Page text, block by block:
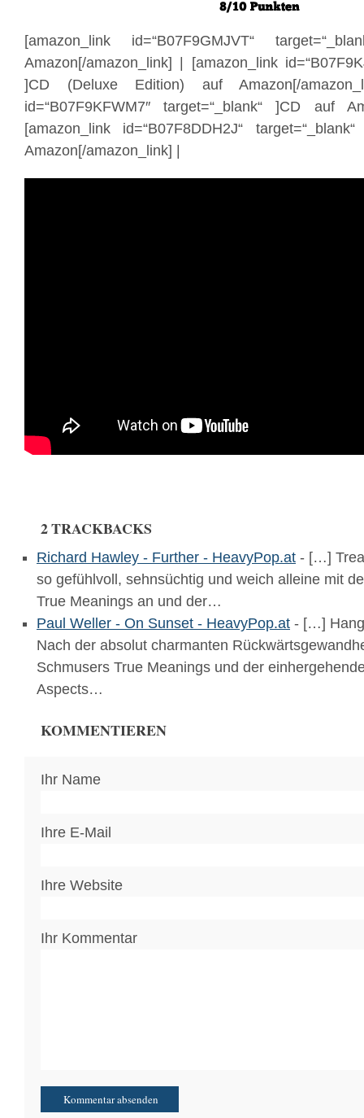
[amazon_link id=“B07F9GMJVT“
Amazon[/amazon_link] | [amazon_link
]CD (Deluxe Edition) auf Amazon[/
id=“B07F9KFWM7″ target=“_blank“ ]CD auf
[amazon_link id=“B07F8DDH2J“
Amazon[/amazon_link] |
2 TRACKBACKS
Richard Hawley - Further - HeavyPop.at - […]
so gefühlvoll, sehnsüchtig und weich alleine mit
True Meanings an und der…
Paul Weller - On Sunset - HeavyPop.at - […]
Nach der absolut charmanten
Schmusers True Meanings und der
Aspects…
KOMMENTIEREN
Ihr Name
Ihre E-Mail
Ihre Website
Ihr Kommentar